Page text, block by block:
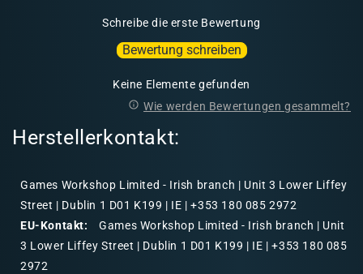
Schreibe die erste Bewertung
Bewertung schreiben
Keine Elemente gefunden
Wie werden Bewertungen gesammelt?
Herstellerkontakt:
Games Workshop Limited - Irish branch | Unit 3 Lower Liffey
Street | Dublin 1 D01 K199 | IE | +353 180 085 2972
EU-Kontakt:
Games Workshop Limited - Irish branch | Unit
3 Lower Liffey Street | Dublin 1 D01 K199 | IE | +353 180 085
2972